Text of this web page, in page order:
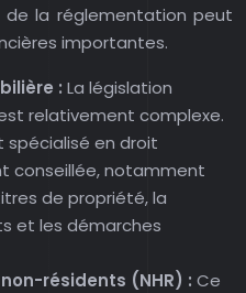
de la réglementation peut
importantes.
: La législation
relativement complexe.
spécialisé en droit
conseillée, notamment
de propriété, la
et les démarches
résidents (NHR) : Ce